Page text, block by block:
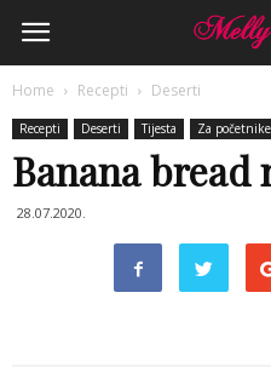
Home Recepti Deserti
Recepti Deserti Tijesta Za početnike
Banana bread
28.07.2020.